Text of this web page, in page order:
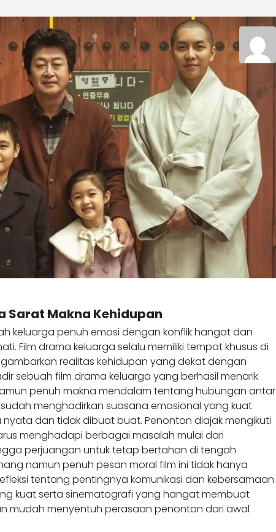
Sarat Makna Kehidupan
keluarga penuh emosi dengan konflik hangat dan
Film drama keluarga selalu memiliki tempat khusus di
realitas kehidupan yang dekat dengan
sebuah film drama keluarga yang berhasil menarik
penuh makna mendalam tentang hubungan antar
menghadirkan suasana emosional yang kuat
nyata dan tidak dibuat buat. Penonton diajak mengikuti
menghadapi berbagai masalah mulai dari
perjuangan untuk tetap bertahan di tengah
namun penuh pesan moral film ini tidak hanya
tentang pentingnya komunikasi dan kebersamaan
kuat serta sinematografi yang hangat membuat
mudah menyentuh perasaan penonton dari awal